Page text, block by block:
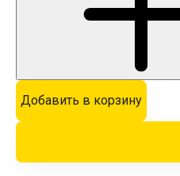
Добавить в корзину